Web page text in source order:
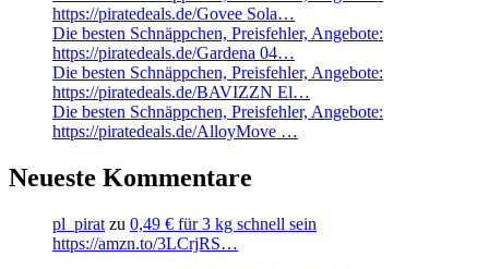
https://piratedeals.de/Govee Sola…
Die besten Schnäppchen, Preisfehler, Angebote:
https://piratedeals.de/Gardena 04…
Die besten Schnäppchen, Preisfehler, Angebote:
https://piratedeals.de/BAVIZZN El…
Die besten Schnäppchen, Preisfehler, Angebote:
https://piratedeals.de/AlloyMove …
Neueste Kommentare
pl_pirat zu 0,49 € für 3 kg schnell sein
https://amzn.to/3LCrjRS…